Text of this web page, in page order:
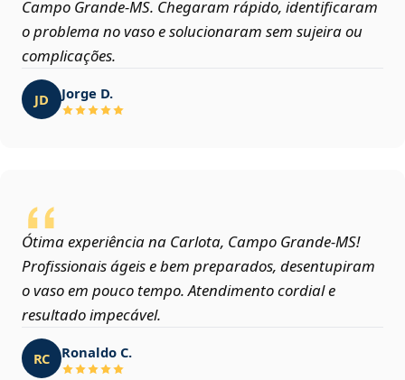
Campo Grande‑MS. Chegaram rápido, identificaram
o problema no vaso e solucionaram sem sujeira ou
complicações.
JD Jorge D.
Ótima experiência na Carlota, Campo Grande‑MS!
Profissionais ágeis e bem preparados, desentupiram
o vaso em pouco tempo. Atendimento cordial e
resultado impecável.
RC Ronaldo C.